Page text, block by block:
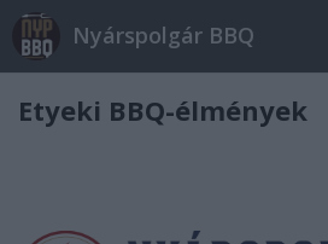
Nyárspolgár BBQ
Etyeki BBQ-élmények